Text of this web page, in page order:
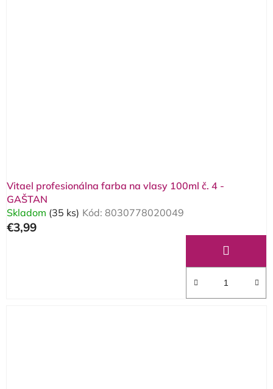
Vitael profesionálna farba na vlasy 100ml č. 4 -
GAŠTAN
Skladom (35 ks) Kód: 8030778020049
€3,99